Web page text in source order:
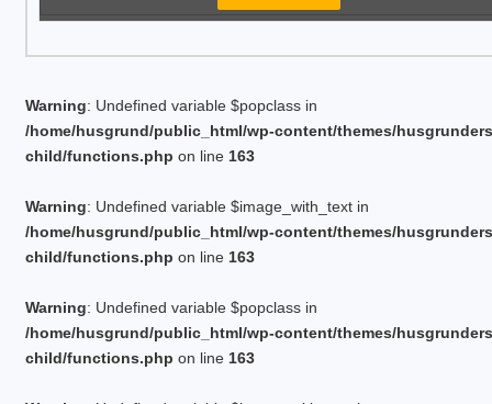
Warning: Undefined variable $popclass in
/home/husgrund/public_html/wp-content/themes/
child/functions.php on line 163
Warning: Undefined variable $image_with_text in
/home/husgrund/public_html/wp-content/themes/
child/functions.php on line 163
Warning: Undefined variable $popclass in
/home/husgrund/public_html/wp-content/themes/
child/functions.php on line 163